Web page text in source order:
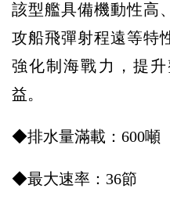
該型艦具備機動性高
攻船飛彈射程遠等特
強化制海戰力，提
益。
◆排水量滿載：600噸
◆最大速率：36節